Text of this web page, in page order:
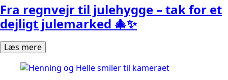
Fra regnvejr til julehygge – tak for et
dejligt julemarked 🎄✨
Læs mere